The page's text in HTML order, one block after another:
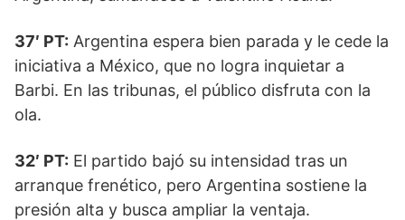
37′ PT: Argentina espera bien parada y le cede la
iniciativa a México, que no logra inquietar a
Barbi. En las tribunas, el público disfruta con la
ola.
32′ PT: El partido bajó su intensidad tras un
arranque frenético, pero Argentina sostiene la
presión alta y busca ampliar la ventaja.